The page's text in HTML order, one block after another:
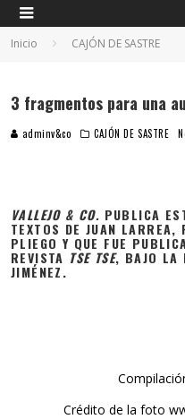
Inicio CAJÓN DE SASTRE
3 fragmentos para una
adminv&co CAJÓN DE SASTRE
VALLEJO & CO. PUBLICA
TEXTOS DE JUAN
PLIEGO Y QUE FUE
REVISTA TSE TSE, BAJO LA
JIMÉNEZ.
Crédito de la foto